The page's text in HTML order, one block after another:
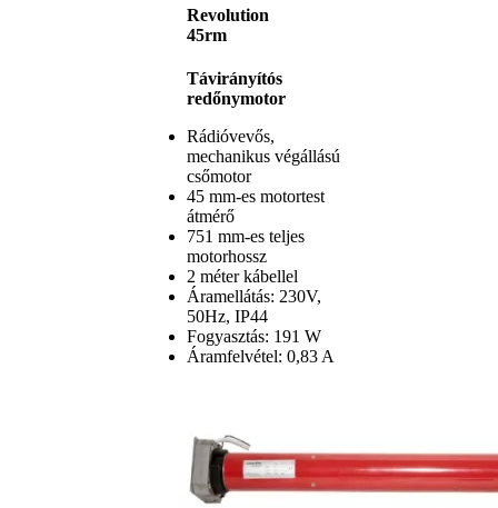
Revolution
45rm
Távirányítós
redőnymotor
Rádióvevős,
mechanikus végállású
csőmotor
45 mm-es motortest
átmérő
751 mm-es teljes
motorhossz
2 méter kábellel
Áramellátás: 230V,
50Hz, IP44
Fogyasztás: 191 W
Áramfelvétel: 0,83 A